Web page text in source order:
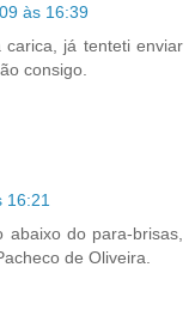
às 16:39
já tenteti enviar
consigo.
16:21
abaixo do para-brisas,
de Oliveira.